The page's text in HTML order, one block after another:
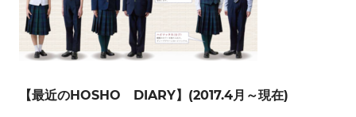
【最近のHOSHO DIARY】(2017.4月～現在)